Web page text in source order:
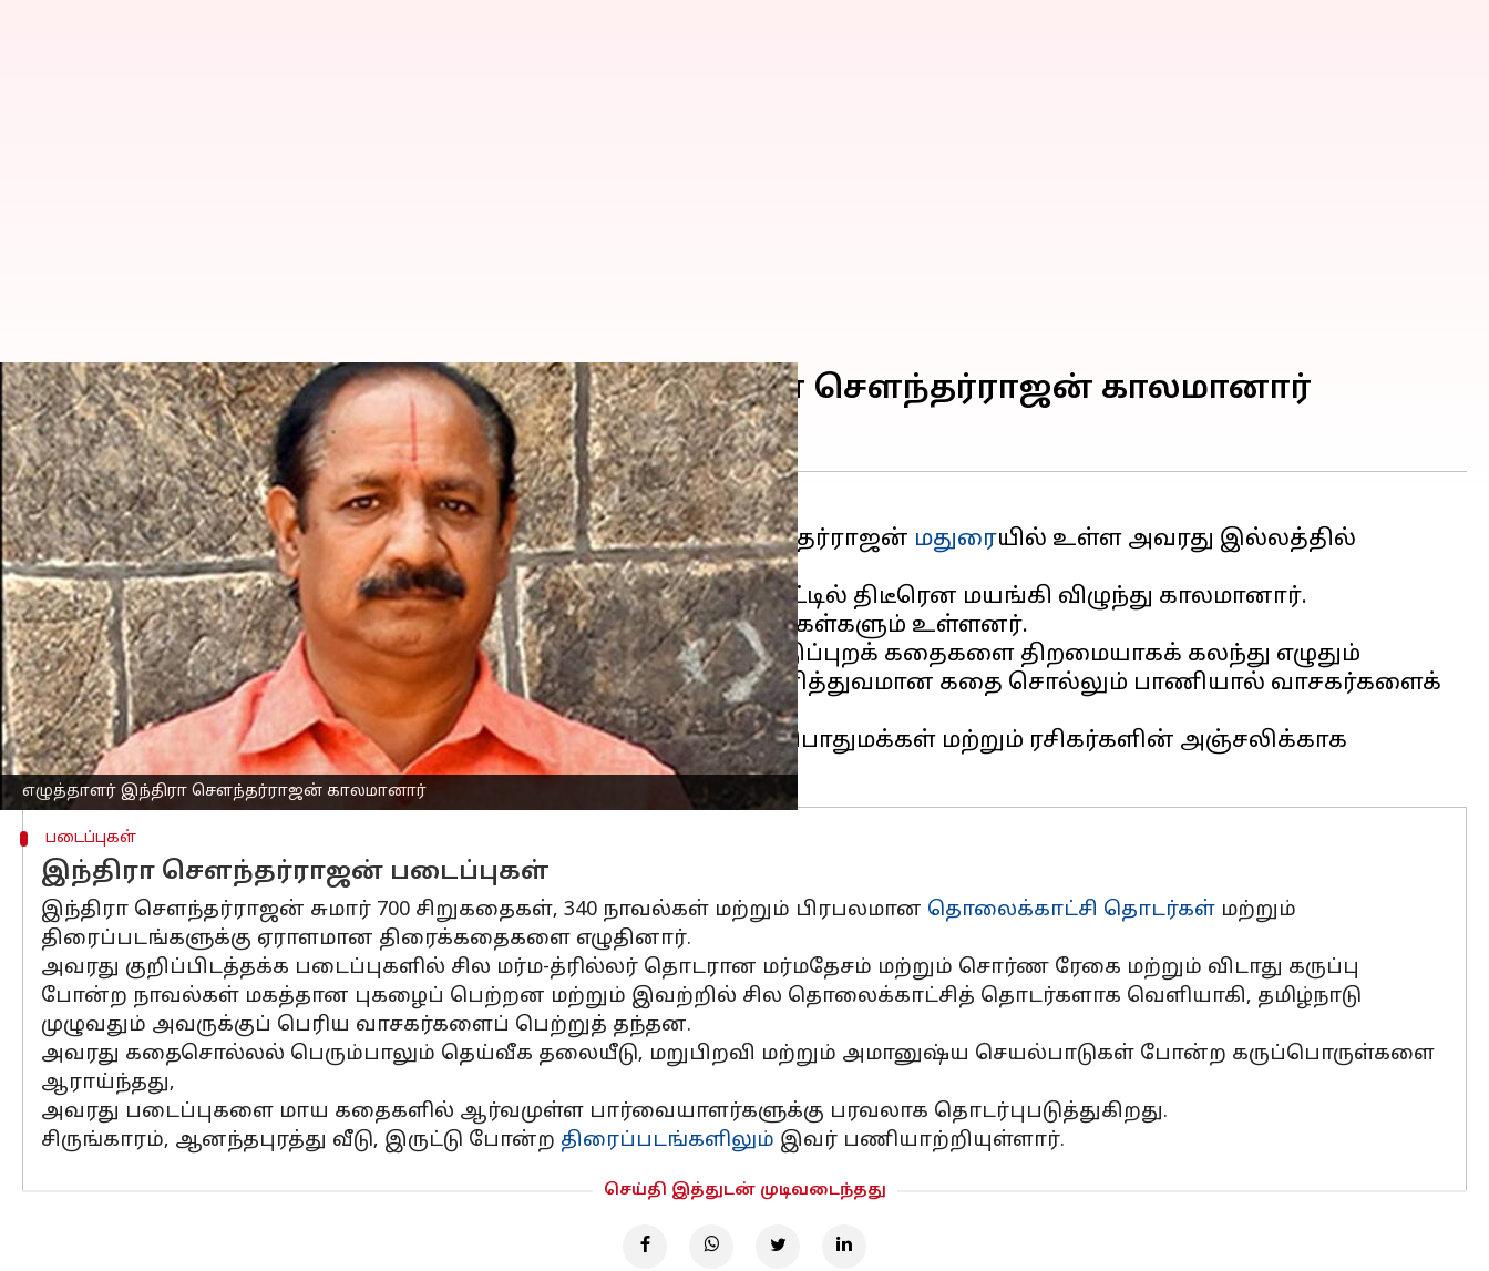
எழுத்தாளர் இந்திரா சௌந்தர்ராஜன் காலமானார்
மர்மதேசம், விடாது கருப்பு எழுத்தாளர் இந்திரா சௌந்தர்ராஜன் காலமானார்
எழுதியவர் Sekar Chinnappan Nov 10, 2024
செய்தி முன்னோட்டம்
பிரபல தமிழாசிரியரும், ஆன்மிகப் பேச்சாளருமான இந்திரா சௌந்தர்ராஜன் மதுரையில் உள்ள அவரது இல்லத்தில்
காலமானார். அவருக்கு வயது 65.
முன்னதாக, உடல்நலக்குறைவிற்கு சிகிச்சை எடுத்து வந்த அவர், வீட்டில் திடீரென மயங்கி விழுந்து காலமானார்.
இவருக்கு ராதா என்ற மனைவியும், ஐஸ்வர்யா, ஸ்ரீநிதி என்ற இரு மகள்களும் உள்ளனர்.
புராணக்கதைகள், இயற்கைக்கு அப்பாற்பட்ட கூறுகள் மற்றும் நாட்டுப்புறக் கதைகளை திறமையாகக் கலந்து எழுதும்
படைப்புகளுக்கு பெயர் பெற்ற இந்திரா சௌந்தர்ராஜன், தனது தனித்துவமான கதை சொல்லும் பாணியால் வாசகர்களைக்
கவர்ந்தார்.
அவரது உடல் மதுரை சத்யசாய் நகரில் உள்ள அவரது இல்லத்தில் பொதுமக்கள் மற்றும் ரசிகர்களின் அஞ்சலிக்காக
படைப்புகள்
இந்திரா சௌந்தர்ராஜன் படைப்புகள்
இந்திரா சௌந்தர்ராஜன் சுமார் 700 சிறுகதைகள், 340 நாவல்கள் மற்றும் பிரபலமான தொலைக்காட்சி தொடர்கள் மற்றும்
திரைப்படங்களுக்கு ஏராளமான திரைக்கதைகளை எழுதினார்.
அவரது குறிப்பிடத்தக்க படைப்புகளில் சில மர்ம-த்ரில்லர் தொடரான மர்மதேசம் மற்றும் சொர்ண ரேகை மற்றும் விடாது கருப்பு
போன்ற நாவல்கள் மகத்தான புகழைப் பெற்றன மற்றும் இவற்றில் சில தொலைக்காட்சித் தொடர்களாக வெளியாகி, தமிழ்நாடு
முழுவதும் அவருக்குப் பெரிய வாசகர்களைப் பெற்றுத் தந்தன.
அவரது கதைசொல்லல் பெரும்பாலும் தெய்வீக தலையீடு, மறுபிறவி மற்றும் அமானுஷ்ய செயல்பாடுகள் போன்ற கருப்பொருள்களை
ஆராய்ந்தது,
அவரது படைப்புகளை மாய கதைகளில் ஆர்வமுள்ள பார்வையாளர்களுக்கு பரவலாக தொடர்புபடுத்துகிறது.
சிருங்காரம், ஆனந்தபுரத்து வீடு, இருட்டு போன்ற திரைப்படங்களிலும் இவர் பணியாற்றியுள்ளார்.
செய்தி இத்துடன் முடிவடைந்தது